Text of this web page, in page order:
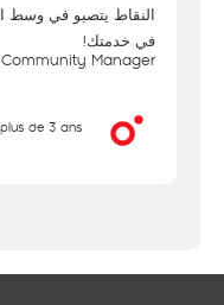
النقاط يتصبو في وسط
في خدمتك!
Manager
de 3 ans